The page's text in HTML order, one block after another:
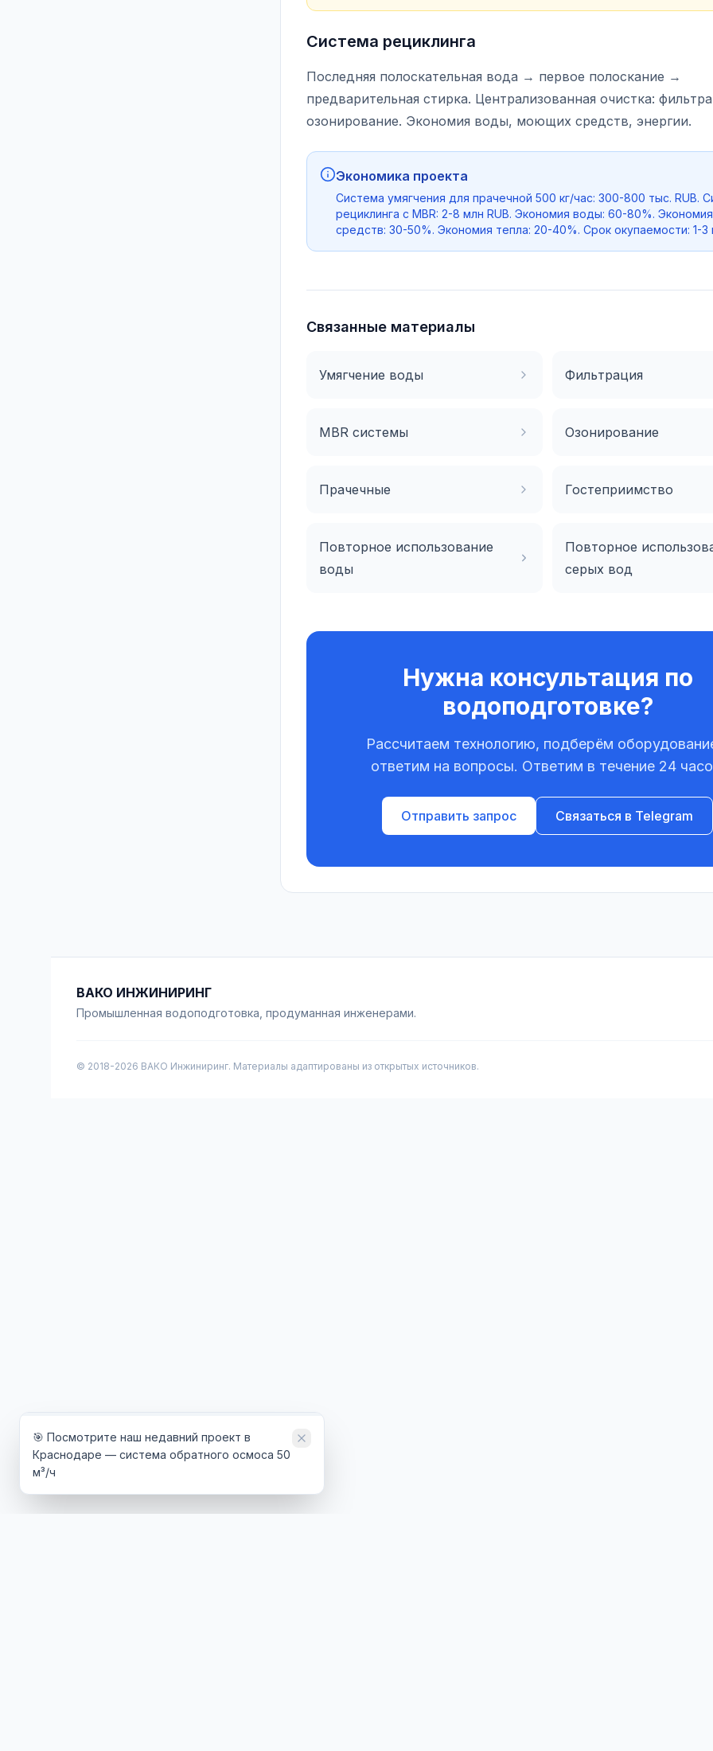
🎯 Посмотрите наш недавний проект в
Краснодаре — система обратного осмоса 50
м³/ч
Система рециклинга
Последняя полоскательная вода → первое полоскание →
предварительная стирка. Централизованная очистка:
озонирование. Экономия воды, моющих средств, энергии.
Экономика проекта
Система умягчения для прачечной 500 кг/час: 300-800 тыс. RUB.
рециклинга с MBR: 2-8 млн RUB. Экономия воды: 60-80%.
средств: 30-50%. Экономия тепла: 20-40%. Срок окупаемости: 1-3
Связанные материалы
Умягчение воды Фильтрация
MBR системы Озонирование
Прачечные Гостеприимство
Повторное использование
воды
Повторное
серых вод
Нужна консультация по
водоподготовке?
Рассчитаем технологию, подберём
ответим на вопросы. Ответим в течение 24
Отправить запрос Связаться в Telegram
ВАКО ИНЖИНИРИНГ
Промышленная водоподготовка, продуманная инженерами.
© 2018-2026 ВАКО Инжиниринг. Материалы адаптированы из открытых источников.